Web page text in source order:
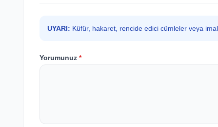
UYARI: Küfür, hakaret, rencide edici cümleler veya
Yorumunuz *